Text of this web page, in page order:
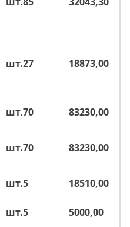
шт.27 18873,00
шт.70 83230,00
шт.70 83230,00
шт.5 18510,00
шт.5
5000,00